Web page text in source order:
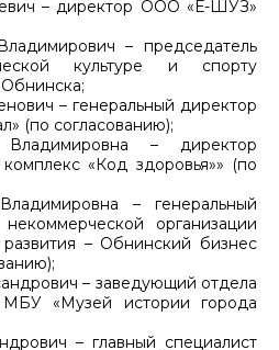
– директор ООО «Ё-ШУЗ»
– председатель
культуре и спорту
– генеральный директор
(по согласованию);
– директор
«Код здоровья»» (по
– генеральный
организации
развития – Обнинский бизнес
– заведующий отдела
«Музей истории города
– главный специалист